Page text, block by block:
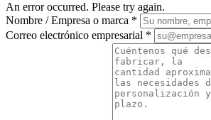
An error occurred. Please try again.
Nombre / Empresa o marca *
Correo electrónico empresarial *